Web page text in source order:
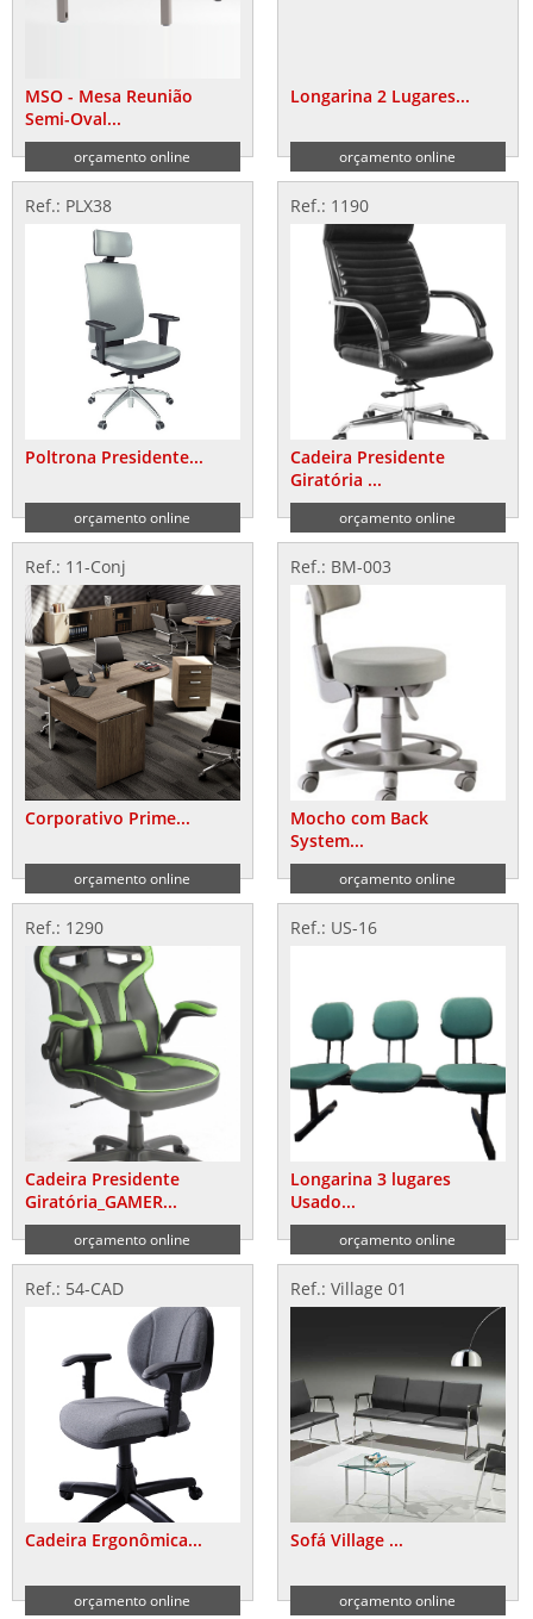
MSO - Mesa Reunião
Semi-Oval...
orçamento online
Longarina 2 Lugares...
orçamento online
Ref.: PLX38
Poltrona Presidente...
orçamento online
Ref.: 1190
Cadeira Presidente
Giratória ...
orçamento online
Ref.: 11-Conj
Corporativo Prime...
orçamento online
Ref.: BM-003
Mocho com Back
System...
orçamento online
Ref.: 1290
Cadeira Presidente
Giratória_GAMER...
orçamento online
Ref.: US-16
Longarina 3 lugares
Usado...
orçamento online
Ref.: 54-CAD
Cadeira Ergonômica...
orçamento online
Ref.: Village 01
Sofá Village ...
orçamento online